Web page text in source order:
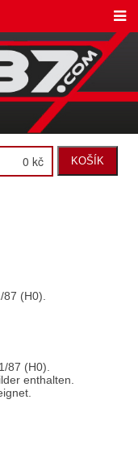
0 kč KOŠÍK